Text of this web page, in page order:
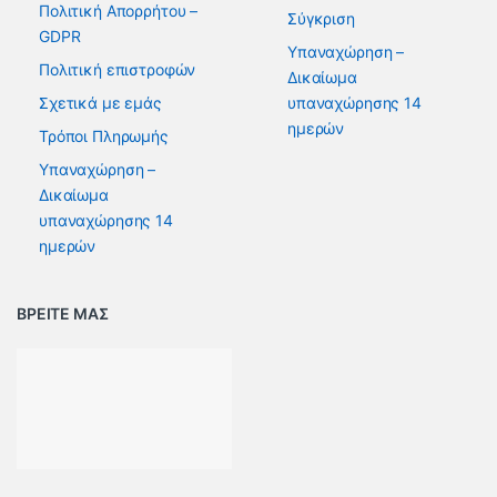
Πολιτική Απορρήτου –
GDPR
Πολιτική επιστροφών
Σχετικά με εμάς
Τρόποι Πληρωμής
Υπαναχώρηση –
Δικαίωμα
υπαναχώρησης 14
ημερών
Σύγκριση
Υπαναχώρηση –
Δικαίωμα
υπαναχώρησης 14
ημερών
ΒΡΕΙΤΕ ΜΑΣ